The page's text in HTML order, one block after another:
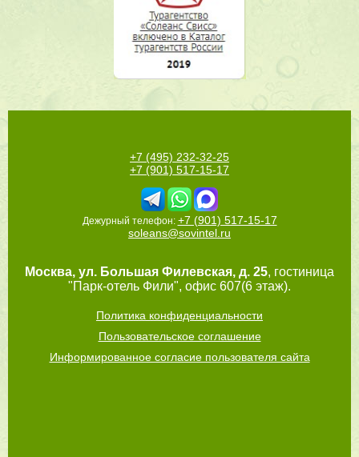
+7 (495) 232-32-25
+7 (901) 517-15-17
Дежурный телефон: +7 (901) 517-15-17
soleans@sovintel.ru
Москва, ул. Большая Филевская, д. 25, гостиница
"Парк-отель Фили", офис 607(6 этаж).
Политика конфиденциальности
Пользовательское соглашение
Информированное согласие пользователя сайта